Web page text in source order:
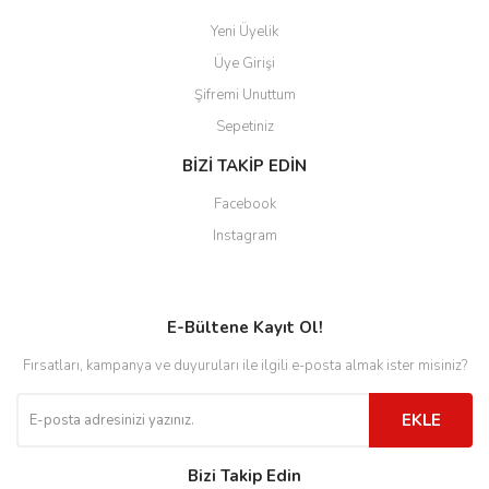
Yeni Üyelik
Üye Girişi
Şifremi Unuttum
Sepetiniz
BİZİ TAKİP EDİN
Facebook
Instagram
E-Bültene Kayıt Ol!
Fırsatları, kampanya ve duyuruları ile ilgili e-posta almak ister misiniz?
EKLE
Bizi Takip Edin